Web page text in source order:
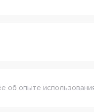
об опыте